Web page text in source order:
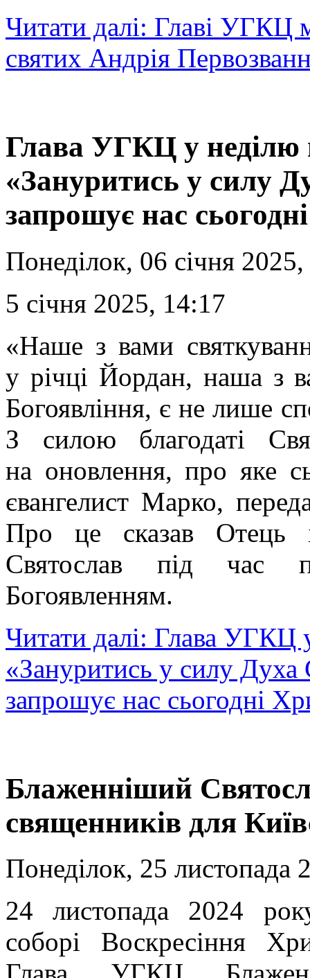
Читати далі: Главі
святих Андрія
Глава УГКЦ у неділю
«Зануритись у силу
запрошує нас
Понеділок, 06 січня
5 січня 2025, 14:17
«Наше з вами
у річці Йордан, наша з
Богоявління, є не лише
З силою благодаті
на оновлення, про яке
євангелист Марко,
Про це сказав Отець
Святослав під час
Богоявленням.
Читати далі: Глава УГКЦ
«Зануритись у силу
запрошує нас сьогодні
Блаженніший
священників для
Понеділок, 25 листопада
24 листопада 2024
соборі Воскресіння